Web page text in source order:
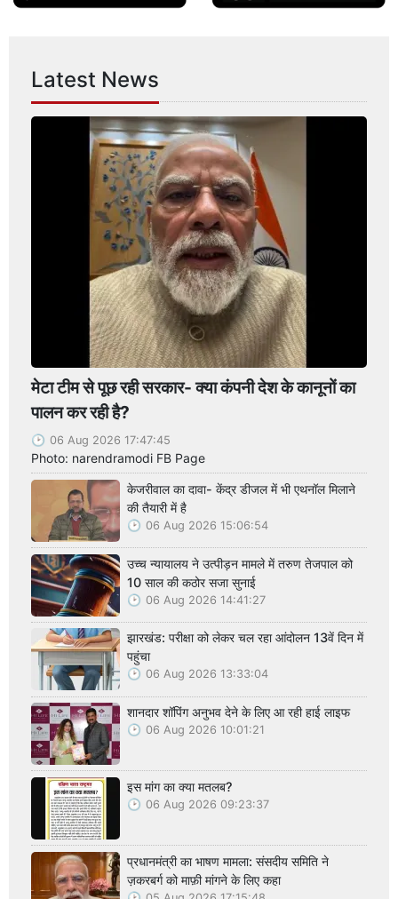
Latest News
मेटा टीम से पूछ रही सरकार- क्या कंपनी देश के कानूनों का
पालन कर रही है?
06 Aug 2026 17:47:45
Photo: narendramodi FB Page
केजरीवाल का दावा- केंद्र डीजल में भी एथनॉल मिलाने
की तैयारी में है
06 Aug 2026 15:06:54
उच्च न्यायालय ने उत्पीड़न मामले में तरुण तेजपाल को
10 साल की कठोर सजा सुनाई
06 Aug 2026 14:41:27
झारखंड: परीक्षा को लेकर चल रहा आंदोलन 13वें दिन में
पहुंचा
06 Aug 2026 13:33:04
शानदार शॉपिंग अनुभव देने के लिए आ रही हाई लाइफ
06 Aug 2026 10:01:21
इस मांग का क्या मतलब?
06 Aug 2026 09:23:37
प्रधानमंत्री का भाषण मामला: संसदीय समिति ने
ज़करबर्ग को माफ़ी मांगने के लिए कहा